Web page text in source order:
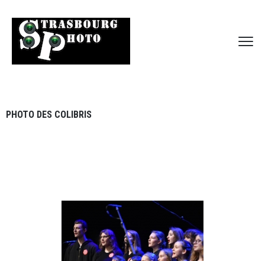
PHOTO DES COLIBRIS